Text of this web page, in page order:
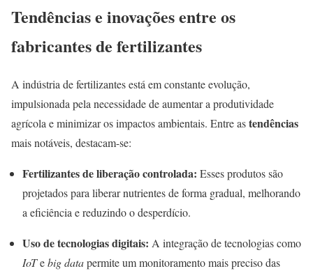
Tendências e inovações entre os
fabricantes de fertilizantes
A indústria de fertilizantes está em constante evolução,
impulsionada pela necessidade de aumentar a produtividade
agrícola e minimizar os impactos ambientais. Entre astendências
mais notáveis, destacam-se:
Fertilizantes de liberação controlada: Esses produtos são
projetados para liberar nutrientes de forma gradual, melhorando
a eficiência e reduzindo o desperdício.
Uso de tecnologias digitais: A integração de tecnologias como
IoTebig datapermite um monitoramento mais preciso das